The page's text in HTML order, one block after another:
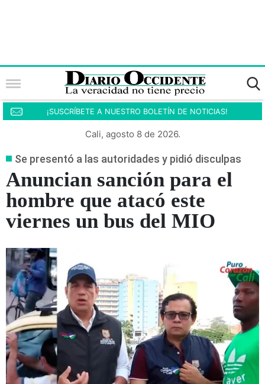
¡SUSCRÍBETE A NUESTRO BOLETÍN DE NOTICIAS!
Cali, agosto 8 de 2026.
Se presentó a las autoridades y pidió disculpas
Anuncian sanción para el
hombre que atacó este
viernes un bus del MIO